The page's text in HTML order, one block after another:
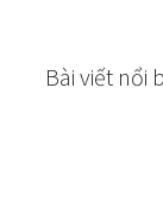
Bài viết nổi